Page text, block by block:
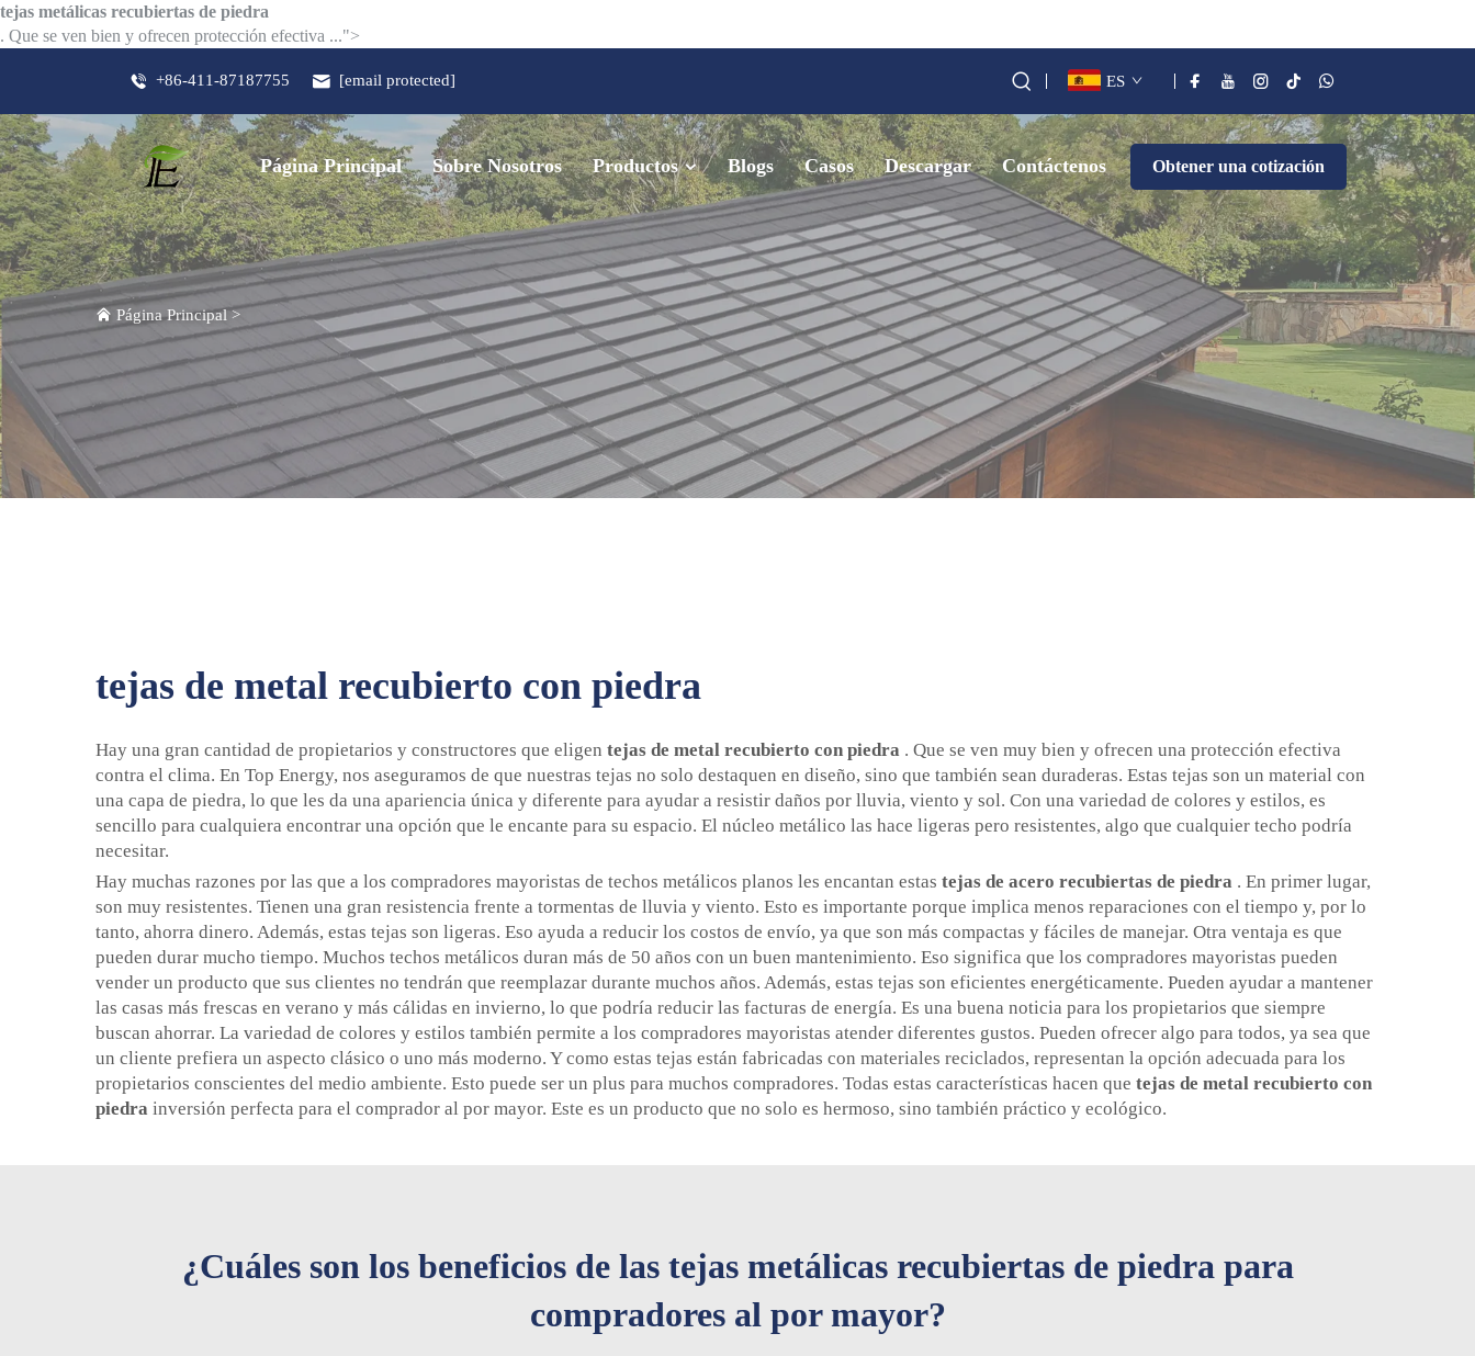
tejas metálicas recubiertas de piedra
. Que se ven bien y ofrecen protección efectiva ...">
+86-411-87187755 [email protected] ES
Página Principal Sobre Nosotros Productos Blogs Casos Descargar Contáctenos Obtener una cotización
Página Principal>
tejas de metal recubierto con piedra
Hay una gran cantidad de propietarios y constructores que eligen tejas de metal recubierto con piedra . Que se ven muy bien y ofrecen una protección efectiva
contra el clima. En Top Energy, nos aseguramos de que nuestras tejas no solo destaquen en diseño, sino que también sean duraderas. Estas tejas son un material con
una capa de piedra, lo que les da una apariencia única y diferente para ayudar a resistir daños por lluvia, viento y sol. Con una variedad de colores y estilos, es
sencillo para cualquiera encontrar una opción que le encante para su espacio. El núcleo metálico las hace ligeras pero resistentes, algo que cualquier techo podría
necesitar.
Hay muchas razones por las que a los compradores mayoristas de techos metálicos planos les encantan estas tejas de acero recubiertas de piedra . En primer lugar,
son muy resistentes. Tienen una gran resistencia frente a tormentas de lluvia y viento. Esto es importante porque implica menos reparaciones con el tiempo y, por lo
tanto, ahorra dinero. Además, estas tejas son ligeras. Eso ayuda a reducir los costos de envío, ya que son más compactas y fáciles de manejar. Otra ventaja es que
pueden durar mucho tiempo. Muchos techos metálicos duran más de 50 años con un buen mantenimiento. Eso significa que los compradores mayoristas pueden
vender un producto que sus clientes no tendrán que reemplazar durante muchos años. Además, estas tejas son eficientes energéticamente. Pueden ayudar a mantener
las casas más frescas en verano y más cálidas en invierno, lo que podría reducir las facturas de energía. Es una buena noticia para los propietarios que siempre
buscan ahorrar. La variedad de colores y estilos también permite a los compradores mayoristas atender diferentes gustos. Pueden ofrecer algo para todos, ya sea que
un cliente prefiera un aspecto clásico o uno más moderno. Y como estas tejas están fabricadas con materiales reciclados, representan la opción adecuada para los
propietarios conscientes del medio ambiente. Esto puede ser un plus para muchos compradores. Todas estas características hacen que tejas de metal recubierto con
piedra inversión perfecta para el comprador al por mayor. Este es un producto que no solo es hermoso, sino también práctico y ecológico.
¿Cuáles son los beneficios de las tejas metálicas recubiertas de piedra para
compradores al por mayor?